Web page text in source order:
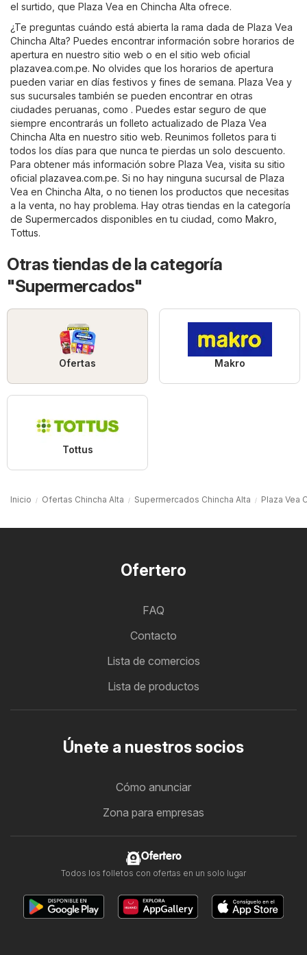
el surtido, que Plaza Vea en Chincha Alta ofrece.
¿Te preguntas cuándo está abierta la rama dada de Plaza Vea
Chincha Alta? Puedes encontrar información sobre horarios de
apertura en nuestro sitio web o en el sitio web oficial
plazavea.com.pe. No olvides que los horarios de apertura
pueden variar en días festivos y fines de semana. Plaza Vea y
sus sucursales también se pueden encontrar en otras
ciudades peruanas, como . Puedes estar seguro de que
siempre encontrarás un folleto actualizado de Plaza Vea
Chincha Alta en nuestro sitio web. Reunimos folletos para ti
todos los días para que nunca te pierdas un solo descuento.
Para obtener más información sobre Plaza Vea, visita su sitio
oficial plazavea.com.pe. Si no hay ninguna sucursal de Plaza
Vea en Chincha Alta, o no tienen los productos que necesitas
a la venta, no hay problema. Hay otras tiendas en la categoría
de Supermercados disponibles en tu ciudad, como Makro,
Tottus.
Otras tiendas de la categoría
"Supermercados"
Ofertas Makro
Tottus
Inicio Ofertas Chincha Alta Supermercados Chincha Alta Plaza Vea
Ofertero
FAQ
Contacto
Lista de comercios
Lista de productos
Únete a nuestros socios
Cómo anunciar
Zona para empresas
Ofertero
Todos los folletos con ofertas en un solo lugar